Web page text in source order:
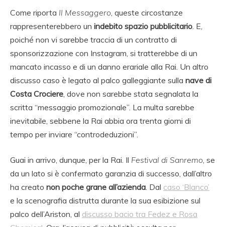
Come riporta Il Messaggero , queste circostanze
rappresenterebbero un indebito spazio pubblicitario . E,
poiché non vi sarebbe traccia di un contratto di
sponsorizzazione con Instagram, si tratterebbe di un
mancato incasso e di un danno erariale alla Rai. Un altro
discusso caso è legato al palco galleggiante sulla nave di
Costa Crociere , dove non sarebbe stata segnalata la
scritta “messaggio promozionale”. La multa sarebbe
inevitabile, sebbene la Rai abbia ora trenta giorni di
tempo per inviare “controdeduzioni”.
Guai in arrivo, dunque, per la Rai. Il Festival di Sanremo , se
da un lato si è confermato garanzia di successo, dall’altro
ha creato non poche grane all’azienda . Dal caso ‘Blanco’
e la scenografia distrutta durante la sua esibizione sul
palco dell’Ariston, al discusso bacio tra Fedez e Rosa